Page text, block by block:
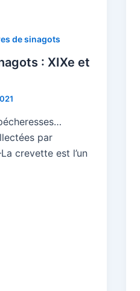
de sinagots
: XIXe et
par
crevette est l’un